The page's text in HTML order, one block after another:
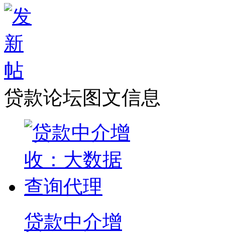
贷款论坛图文信息
贷款中介增